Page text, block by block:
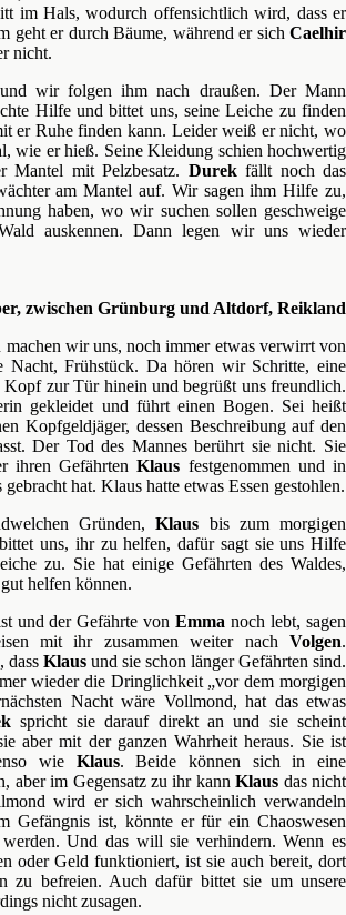
im Hals, wodurch offensichtlich wird, dass er
geht er durch Bäume, während er sich Caelhir
nicht.
wir folgen ihm nach draußen. Der Mann
Hilfe und bittet uns, seine Leiche zu finden
er Ruhe finden kann. Leider weiß er nicht, wo
wie er hieß. Seine Kleidung schien hochwertig
Mantel mit Pelzbesatz. Durekfällt noch das
am Mantel auf. Wir sagen ihm Hilfe zu,
haben, wo wir suchen sollen geschweige
auskennen. Dann legen wir uns wieder
zwischen Grünburg und Altdorf, Reikland
machen wir uns, noch immer etwas verwirrt von
Nacht, Frühstück. Da hören wir Schritte, eine
Kopf zur Tür hinein und begrüßt uns freundlich.
gekleidet und führt einen Bogen. Sei heißt
Kopfgeldjäger, dessen Beschreibung auf den
Der Tod des Mannes berührt sie nicht. Sie
ihren GefährtenKlaus festgenommen und in
hat. Klaus hatte etwas Essen gestohlen.
Gründen,Klaus bis zum morgigen
uns, ihr zu helfen, dafür sagt sie uns Hilfe
zu. Sie hat einige Gefährten des Waldes,
helfen können.
und der Gefährte vonEmma noch lebt, sagen
mit ihr zusammen weiter nach Volgen.
dass Klaus und sie schon länger Gefährten sind.
wieder die Dringlichkeit „vor dem morgigen
Nacht wäre Vollmond, hat das etwas
spricht sie darauf direkt an und sie scheint
aber mit der ganzen Wahrheit heraus. Sie ist
wie Klaus. Beide können sich in eine
aber im Gegensatz zu ihr kannKlaus das nicht
wird er sich wahrscheinlich verwandeln
Gefängnis ist, könnte er für ein Chaoswesen
werden. Und das will sie verhindern. Wenn es
oder Geld funktioniert, ist sie auch bereit, dort
zu befreien. Auch dafür bittet sie um unsere
nicht zusagen.